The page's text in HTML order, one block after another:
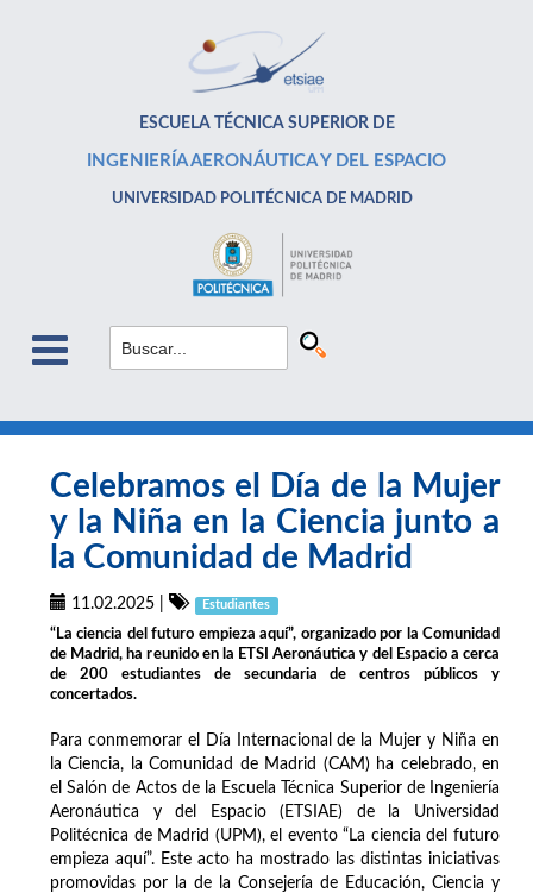
ESCUELA TÉCNICA SUPERIOR DE
INGENIERÍA AERONÁUTICA Y DEL ESPACIO
UNIVERSIDAD POLITÉCNICA DE MADRID
Celebramos el Día de la Mujer
y la Niña en la Ciencia junto a
la Comunidad de Madrid
11.02.2025 Estudiantes
“La ciencia del futuro empieza aquí”, organizado por la Comunidad
de Madrid, ha reunido en la ETSI Aeronáutica y del Espacio a cerca
de 200 estudiantes de secundaria de centros públicos y
concertados.
Para conmemorar el Día Internacional de la Mujer y Niña en
la Ciencia, la Comunidad de Madrid (CAM) ha celebrado, en
el Salón de Actos de la Escuela Técnica Superior de Ingeniería
Aeronáutica y del Espacio (ETSIAE) de la Universidad
Politécnica de Madrid (UPM), el evento “La ciencia del futuro
empieza aquí”. Este acto ha mostrado las distintas iniciativas
promovidas por la de la Consejería de Educación, Ciencia y